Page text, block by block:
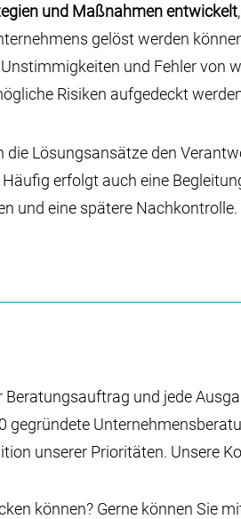
und Maßnahmen entwickelt
gelöst werden
und Fehler von
Risiken aufgedeckt
die Lösungsansätze den
erfolgt auch eine
und eine spätere Nachkontrolle.
Beratungsauftrag und jede
gegründete
unserer Prioritäten. Unsere
können? Gerne können Sie